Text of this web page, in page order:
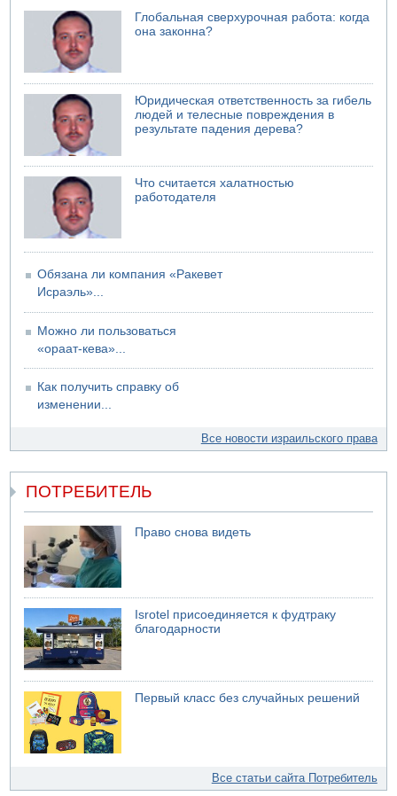
07.08.2026 08:29
Стрельба в школе Таиланда
07.08.2026 06:47
Недалеко от Бейт-Шемеша погиб велосипедист
07.08.2026 06:24
Саудовская Аравия сообщает о нападении хуситов
Глобальная сверхурочная работа: когда
она законна?
Юридическая ответственность за гибель
людей и телесные повреждения в
результате падения дерева?
Что считается халатностью
работодателя
Обязана ли компания «Ракевет
Исраэль»...
Можно ли пользоваться
«ораат-кева»...
Как получить справку об
изменении...
Все новости израильского права
ПОТРЕБИТЕЛЬ
Право снова видеть
Isrotel присоединяется к фудтраку
благодарности
Первый класс без случайных решений
Все статьи сайта Потребитель